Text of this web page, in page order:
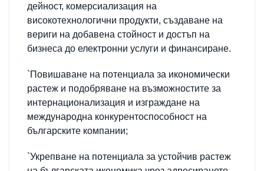
дейност, комерсиализация на
високотехнологични продукти, създаване на
вериги на добавена стойност и достъп на
бизнеса до електронни услуги и финансиране.
`Повишаване на потенциала за икономически
растеж и подобряване на възможностите за
интернационализация и изграждане на
международна конкурентоспособност на
българските компании;
`Укрепване на потенциала за устойчив растеж